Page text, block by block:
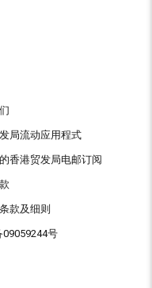
局流动应用程式
香港贸发局电邮订阅
款及细则
09059244号